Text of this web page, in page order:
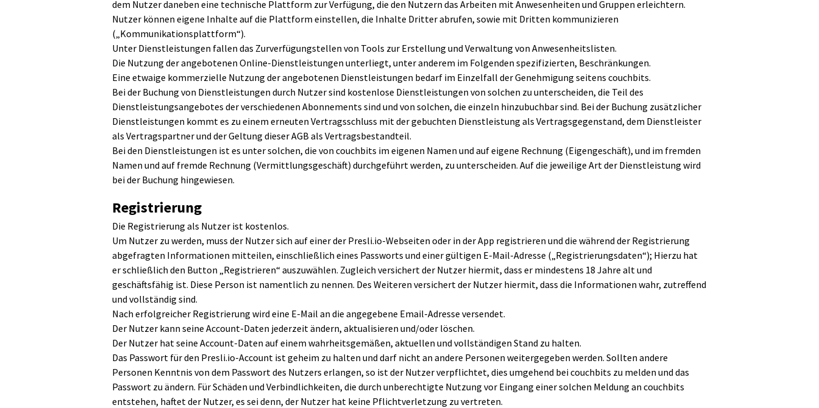
dem Nutzer daneben eine technische Plattform zur Verfügung, die den Nutzern das Arbeiten mit Anwesenheiten und Gruppen erleichtern.
Nutzer können eigene Inhalte auf die Plattform einstellen, die Inhalte Dritter abrufen, sowie mit Dritten kommunizieren
(„Kommunikationsplattform“).
Unter Dienstleistungen fallen das Zurverfügungstellen von Tools zur Erstellung und Verwaltung von Anwesenheitslisten.
Die Nutzung der angebotenen Online-Dienstleistungen unterliegt, unter anderem im Folgenden spezifizierten, Beschränkungen.
Eine etwaige kommerzielle Nutzung der angebotenen Dienstleistungen bedarf im Einzelfall der Genehmigung seitens couchbits.
Bei der Buchung von Dienstleistungen durch Nutzer sind kostenlose Dienstleistungen von solchen zu unterscheiden, die Teil des
Dienstleistungsangebotes der verschiedenen Abonnements sind und von solchen, die einzeln hinzubuchbar sind. Bei der Buchung zusätzlicher
Dienstleistungen kommt es zu einem erneuten Vertragsschluss mit der gebuchten Dienstleistung als Vertragsgegenstand, dem Dienstleister
als Vertragspartner und der Geltung dieser AGB als Vertragsbestandteil.
Bei den Dienstleistungen ist es unter solchen, die von couchbits im eigenen Namen und auf eigene Rechnung (Eigengeschäft), und im fremden
Namen und auf fremde Rechnung (Vermittlungsgeschäft) durchgeführt werden, zu unterscheiden. Auf die jeweilige Art der Dienstleistung wird
bei der Buchung hingewiesen.
Registrierung
Die Registrierung als Nutzer ist kostenlos.
Um Nutzer zu werden, muss der Nutzer sich auf einer der Presli.io-Webseiten oder in der App registrieren und die während der Registrierung
abgefragten Informationen mitteilen, einschließlich eines Passworts und einer gültigen E-Mail-Adresse („Registrierungsdaten“); Hierzu hat
er schließlich den Button „Registrieren“ auszuwählen. Zugleich versichert der Nutzer hiermit, dass er mindestens 18 Jahre alt und
geschäftsfähig ist. Diese Person ist namentlich zu nennen. Des Weiteren versichert der Nutzer hiermit, dass die Informationen wahr, zutreffend
und vollständig sind.
Nach erfolgreicher Registrierung wird eine E-Mail an die angegebene Email-Adresse versendet.
Der Nutzer kann seine Account-Daten jederzeit ändern, aktualisieren und/oder löschen.
Der Nutzer hat seine Account-Daten auf einem wahrheitsgemäßen, aktuellen und vollständigen Stand zu halten.
Das Passwort für den Presli.io-Account ist geheim zu halten und darf nicht an andere Personen weitergegeben werden. Sollten andere
Personen Kenntnis von dem Passwort des Nutzers erlangen, so ist der Nutzer verpflichtet, dies umgehend bei couchbits zu melden und das
Passwort zu ändern. Für Schäden und Verbindlichkeiten, die durch unberechtigte Nutzung vor Eingang einer solchen Meldung an couchbits
entstehen, haftet der Nutzer, es sei denn, der Nutzer hat keine Pflichtverletzung zu vertreten.